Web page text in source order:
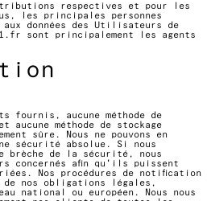
respectives et pour les
les principales personnes
données des Utilisateurs de
sont principalement les agents
fournis, aucune méthode de
méthode de stockage
sûre. Nous ne pouvons en
sécurité absolue. Si nous
brèche de la sécurité, nous
concernés afin qu'ils puissent
Nos procédures de notification
de nos obligations légales,
national ou européen. Nous nous